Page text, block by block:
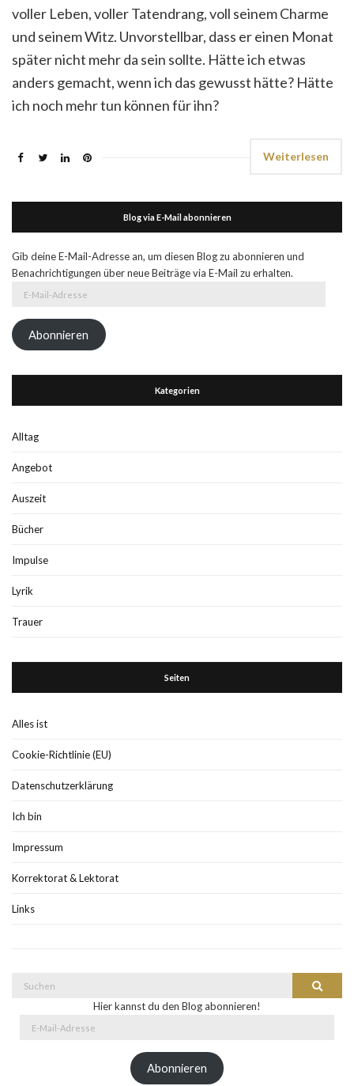
voller Leben, voller Tatendrang, voll seinem Charme
und seinem Witz. Unvorstellbar, dass er einen Monat
später nicht mehr da sein sollte. Hätte ich etwas
anders gemacht, wenn ich das gewusst hätte? Hätte
ich noch mehr tun können für ihn?
Weiterlesen
Blog via E-Mail abonnieren
Gib deine E-Mail-Adresse an, um diesen Blog zu abonnieren und
Benachrichtigungen über neue Beiträge via E-Mail zu erhalten.
Adresse
Abonnieren
Kategorien
Alltag
Angebot
Auszeit
Bücher
Impulse
Lyrik
Trauer
Seiten
Alles ist
Cookie-Richtlinie (EU)
Datenschutzerklärung
Ich bin
Impressum
Korrektorat & Lektorat
Links
Suche
Suchen
Hier kannst du den Blog abonnieren!
Abonnieren